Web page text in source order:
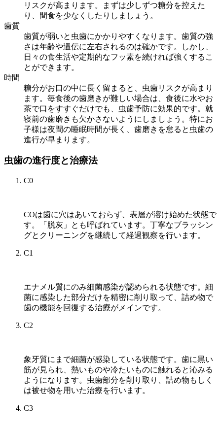
リスクが高まります。まずは少しずつ糖分を控えた
り、間食を少なくしたりしましょう。
歯質
歯質が弱いと虫歯にかかりやすくなります。歯質の強
さは年齢や遺伝に左右されるのは確かです。しかし、
日々の食生活や定期的なフッ素を続ければ強くするこ
とができます。
時間
糖分がお口の中に長く留まると、虫歯リスクが高まり
ます。毎食後の歯磨きが難しい場合は、食後に水やお
茶で口をすすぐだけでも、虫歯予防に効果的です。就
寝前の歯磨きも欠かさないようにしましょう。特にお
子様は夜間の睡眠時間が長く、歯磨きを怠ると虫歯の
進行が早まります。
虫歯の進行度と治療法
C0
COは歯に穴はあいておらず、表層が溶け始めた状態で
す。「脱灰」とも呼ばれています。丁寧なブラッシン
グとクリーニングを継続して経過観察を行います。
C1
エナメル質にのみ細菌感染が認められる状態です。細
菌に感染した部分だけを精密に削り取って、詰め物で
歯の機能を回復する治療がメインです。
C2
象牙質にまで細菌が感染している状態です。歯に黒い
筋が見られ、熱いものや冷たいものに触れると沁みる
ようになります。虫歯部分を削り取り、詰め物もしく
は被せ物を用いた治療を行います。
C3